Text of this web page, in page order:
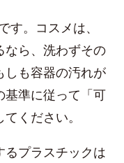
す。コスメは、
なら、洗わずその
しも容器の汚れが
基準に従って「可
ください。
るプラスチックは